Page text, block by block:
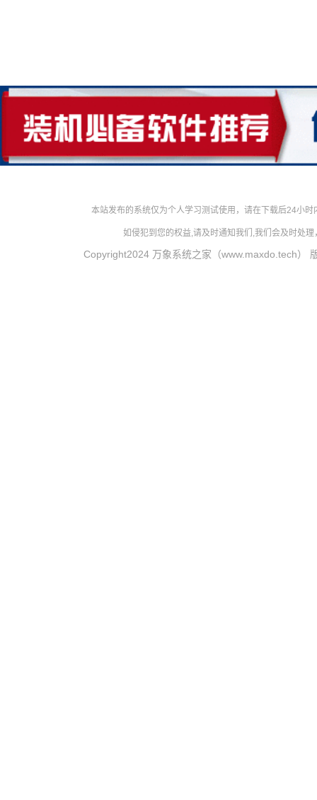
本站发布的系统仅为个人学习测试使用，请在下载后24小
如侵犯到您的权益,请及时通知我们,我们会及时处
Copyright2024 万象系统之家（www.maxdo.tech）